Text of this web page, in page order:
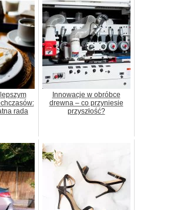
rada
Innowacje w obróbce
drewna – co przyniesie
przyszłość?